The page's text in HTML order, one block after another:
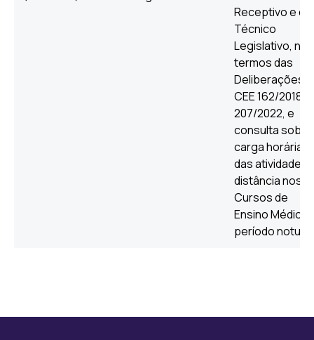
Receptivo e de
Técnico
Legislativo, nos
termos das
Deliberações
CEE 162/2018 e
207/2022, e
consulta sobre
carga horária
das atividades
distância nos
Cursos de
Ensino Médio,
período